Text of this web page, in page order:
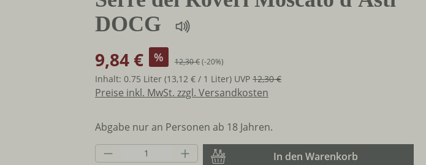
DOCG
9,84 € % 12,30 €(-20%)
Inhalt: 0.75 Liter (13,12 € / 1 Liter) UVP 12,30 €
Preise inkl. MwSt. zzgl. Versandkosten
Abgabe nur an Personen ab 18 Jahren.
Produkt Anzahl: Gib den gewünschten Wert
In den Warenkorb